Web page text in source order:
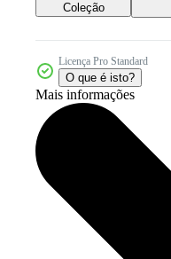
Coleção
Licença Pro Standard
O que é isto?
Mais informações